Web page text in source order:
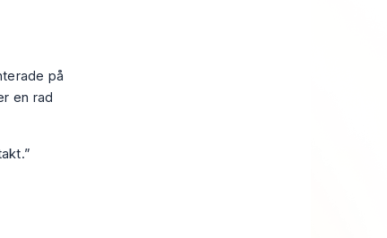
på
en rad